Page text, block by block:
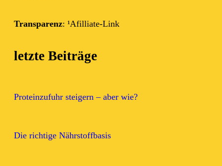
Transparenz: ¹Afilliate-Link
letzte Beiträge
Proteinzufuhr steigern – aber wie?
Die richtige Nährstoffbasis